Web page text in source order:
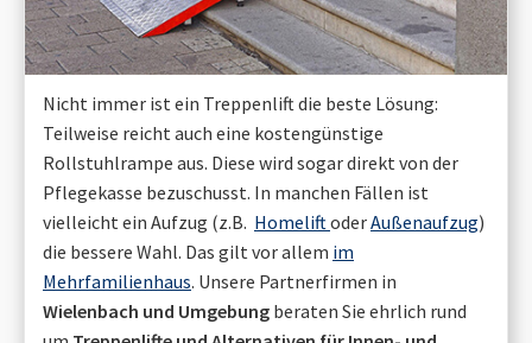
Nicht immer ist ein Treppenlift die beste Lösung:
Teilweise reicht auch eine kostengünstige
Rollstuhlrampe aus. Diese wird sogar direkt von der
Pflegekasse bezuschusst. In manchen Fällen ist
vielleicht ein Aufzug (z.B. HomeliftoderAußenaufzug)
die bessere Wahl. Das gilt vor allem im
Mehrfamilienhaus. Unsere Partnerfirmen in
Wielenbach und Umgebung beraten Sie ehrlich rund